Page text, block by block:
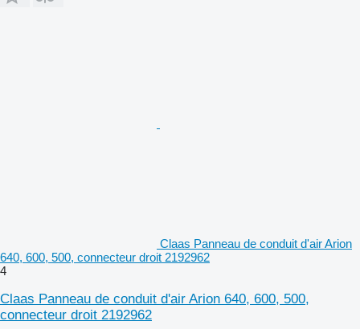
Claas Panneau de conduit d'air Arion
640, 600, 500, connecteur droit 2192962
4
Claas Panneau de conduit d'air Arion 640, 600, 500,
connecteur droit 2192962